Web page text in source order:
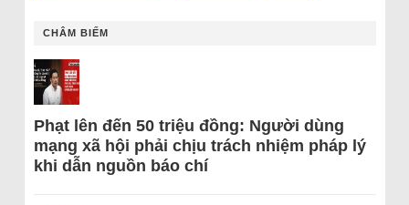
CHÂM BIẾM
Phạt lên đến 50 triệu đồng: Người dùng
mạng xã hội phải chịu trách nhiệm pháp lý
khi dẫn nguồn báo chí